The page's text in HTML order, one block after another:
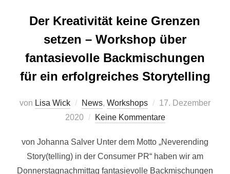
Der Kreativität keine Grenzen
setzen – Workshop über
fantasievolle Backmischungen
für ein erfolgreiches Storytelling
von Lisa Wick News, Workshops
Veröffentlicht
am
17. Dezember
2020
Keine Kommentare
von Johanna Salver Unter dem Motto „Neverending
Story(telling) in der Consumer PR“ haben wir am
Donnerstagnachmittag fantasievolle Backmischungen